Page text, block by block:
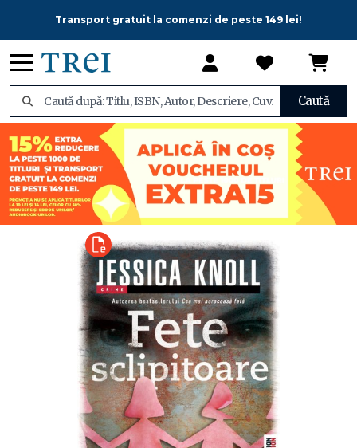
Transport gratuit la comenzi de peste 149 lei!
Caută